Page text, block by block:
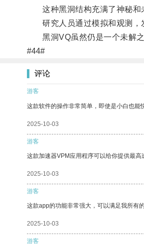
这种黑洞结构充满了神秘和
研究人员通过模拟和观测，发
黑洞VQ虽然仍是一个未解之
#44#
评论
游客
这款软件的操作非常简单，即使是小白也能
2025-10-03
游客
这款加速器VPM应用程序可以给你提供最高
2025-10-03
游客
这款app的功能非常强大，可以满足我所有
2025-10-03
游客